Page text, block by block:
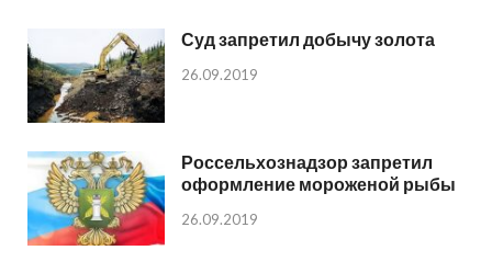
Суд запретил добычу золота
26.09.2019
Россельхознадзор запретил
оформление мороженой рыбы
26.09.2019